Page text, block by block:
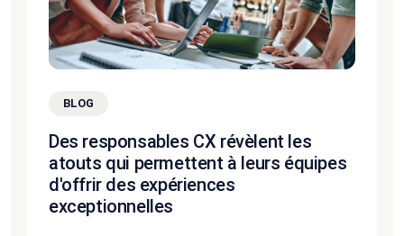
BLOG
Des responsables CX révèlent les
atouts qui permettent à leurs équipes
d'offrir des expériences
exceptionnelles